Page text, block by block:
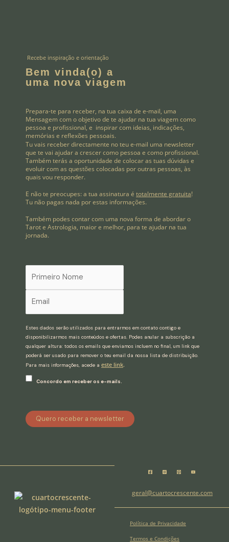
Recebe inspiração e orientação
Bem vinda(o) a
uma nova viagem
Prepara-te para receber, na tua caixa de e-mail, uma
Mensagem com o objetivo de te ajudar na tua viagem como
pessoa e profissional, e inspirar com ideias, indicações,
memórias e reflexões pessoais.
Tu vais receber directamente no teu e-mail uma newsletter
que te vai ajudar a crescer como pessoa e como profissional.
Também terás a oportunidade de colocar as tuas dúvidas e
evoluir com as questões colocadas por outras pessoas, às
quais vou responder.
E não te preocupes: a tua assinatura é totalmente gratuita!
Tu não pagas nada por estas informações.
Também podes contar com uma nova forma de abordar o
Tarot e Astrologia, maior e melhor, para te ajudar na tua
jornada.
Estes dados serão utilizados para entrarmos em contato contigo e
disponibilizarmos mais conteúdos e ofertas. Podes anular a subscrição a
qualquer altura: todos os emails que enviamos incluem no final, um link que
poderá ser usado para remover o teu email da nossa lista de distribuição.
Para mais informações, acede a este link.
Concordo em receber os e-mails.
Quero receber a newsletter
geral@cuartocrescente.com
Política de Privacidade
Termos e Condições